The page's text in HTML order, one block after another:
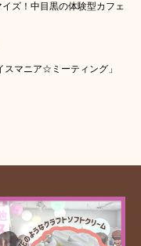
ズ！中目黒の体験型カフェ
スマニア☆ミーティング」